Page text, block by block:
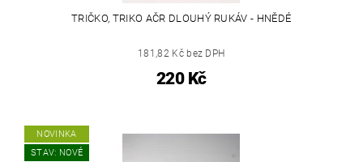
TRIČKO, TRIKO AČR DLOUHÝ RUKÁV - HNĚDÉ
181,82 Kč bez DPH
220 Kč
NOVINKA
STAV: NOVÉ